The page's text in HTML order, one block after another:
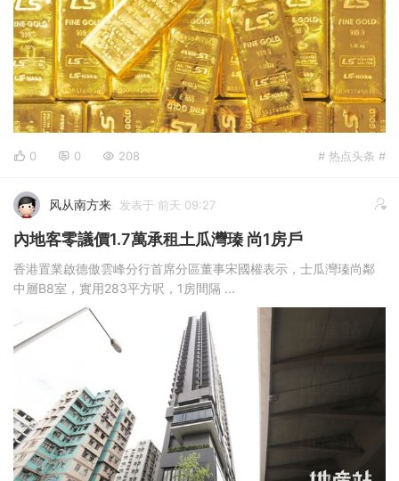
0 0 208 # 热点头条 #
风从南方来 发表于 前天 09:27
內地客零議價1.7萬承租土瓜灣瑧 尚1房戶
香港置業啟德傲雲峰分行首席分區董事宋國權表示，士瓜灣瑧尚鄰
中層B8室，實用283平方呎，1房間隔 ...